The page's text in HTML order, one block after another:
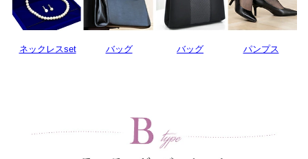
ネックレスset バッグ バッグ パンプス